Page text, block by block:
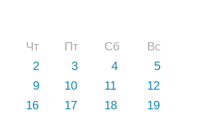
Чт Пт Сб
Вс
2 3 4
5
9 10 11
12
16 17 18
19